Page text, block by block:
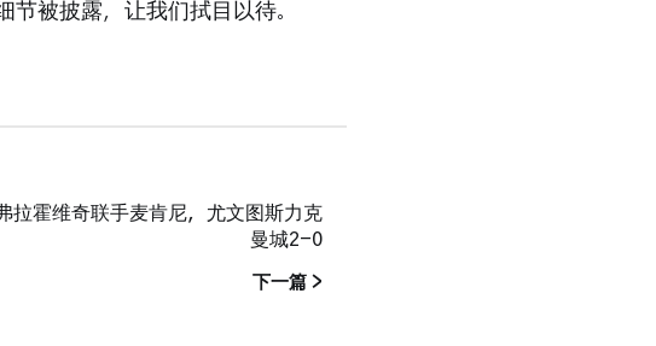
被披露，让我们拭目以待。
弗拉霍维奇联手麦肯尼，尤文图斯力克
曼城2-0
下一篇 >